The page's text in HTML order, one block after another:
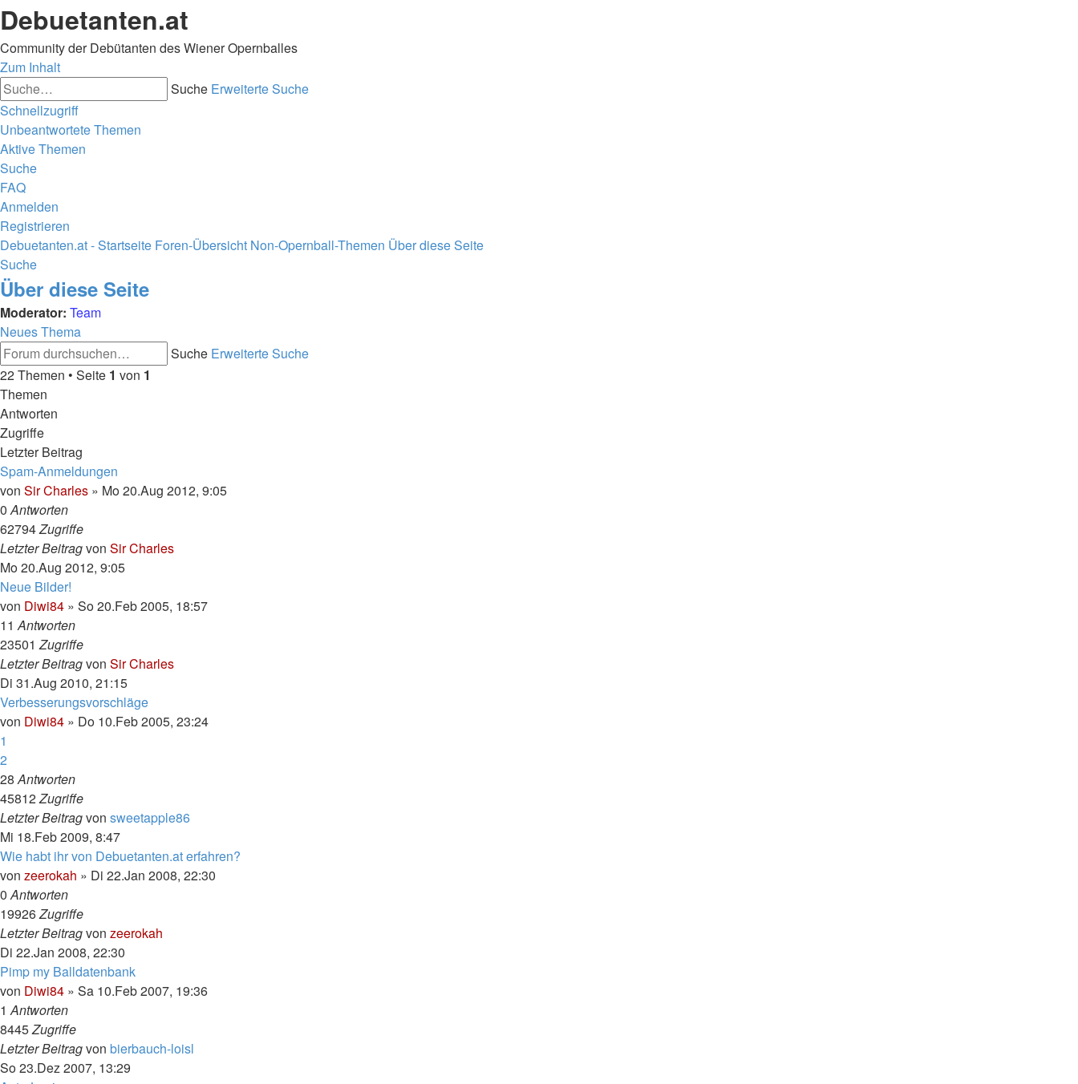
Debuetanten.at
Community der Debütanten des Wiener Opernballes
Zum Inhalt
Suche Erweiterte Suche
Schnellzugriff
Unbeantwortete Themen
Aktive Themen
Suche
FAQ
Anmelden
Registrieren
Debuetanten.at - Startseite Foren-Übersicht Non-Opernball-Themen Über diese Seite
Suche
Über diese Seite
Moderator: Team
Neues Thema
Suche Erweiterte Suche
22 Themen • Seite 1 von 1
Themen
Antworten
Zugriffe
Letzter Beitrag
Spam-Anmeldungen
von Sir Charles » Mo 20.Aug 2012, 9:05
0Antworten
62794Zugriffe
Letzter Beitragvon Sir Charles
Mo 20.Aug 2012, 9:05
Neue Bilder!
von Diwi84 » So 20.Feb 2005, 18:57
11Antworten
23501Zugriffe
Letzter Beitragvon Sir Charles
Di 31.Aug 2010, 21:15
Verbesserungsvorschläge
von Diwi84 » Do 10.Feb 2005, 23:24
1
2
28Antworten
45812Zugriffe
Letzter Beitragvon sweetapple86
Mi 18.Feb 2009, 8:47
Wie habt ihr von Debuetanten.at erfahren?
von zeerokah » Di 22.Jan 2008, 22:30
0Antworten
19926Zugriffe
Letzter Beitragvon zeerokah
Di 22.Jan 2008, 22:30
Pimp my Balldatenbank
von Diwi84 » Sa 10.Feb 2007, 19:36
1Antworten
8445Zugriffe
Letzter Beitragvon bierbauch-loisl
So 23.Dez 2007, 13:29